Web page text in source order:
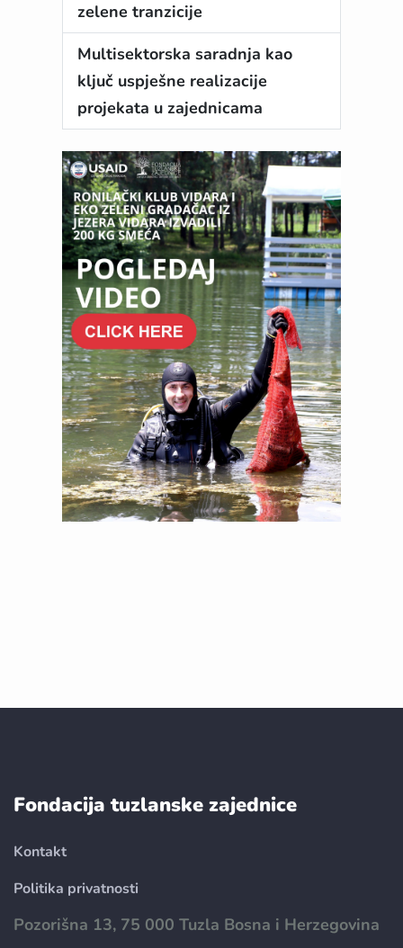
zelene tranzicije
Multisektorska saradnja kao
ključ uspješne realizacije
projekata u zajednicama
Fondacija tuzlanske zajednice
Kontakt
Politika privatnosti
Pozorišna 13, 75 000 Tuzla Bosna i Herzegovina